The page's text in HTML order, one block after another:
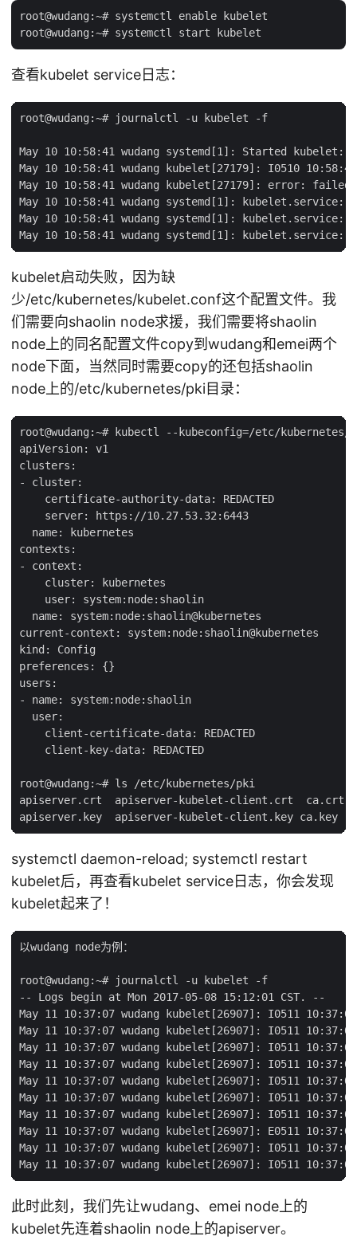
root@wudang:~# systemctl enable kubelet
查看kubelet service日志：
root@wudang:~# journalctl -u kubelet -f
May 10 10:58:41 wudang systemd[1]: Started kubelet:
May 10 10:58:41 wudang kubelet[27179]: I0510
May 10 10:58:41 wudang kubelet[27179]: error:
May 10 10:58:41 wudang systemd[1]: kubelet.service:
May 10 10:58:41 wudang systemd[1]:
kubelet启动失败，因为缺
少/etc/kubernetes/kubelet.conf这个配置文件。我
们需要向shaolin node求援，我们需要将shaolin
node上的同名配置文件copy到wudang和emei两个
node下面，当然同时需要copy的还包括shaolin
node上的/etc/kubernetes/pki目录：
root@wudang:~# kubectl --kubeconfig=/etc/
apiVersion: v1
clusters:
- cluster:
    certificate-authority-data: REDACTED
    server: https://10.27.53.32:6443
  name: kubernetes
contexts:
- context:
    cluster: kubernetes
    user: system:node:shaolin
  name: system:node:shaolin@kubernetes
current-context: system:node:shaolin@kubernetes
kind: Config
preferences: {}
users:
- name: system:node:shaolin
  user:
    client-certificate-data: REDACTED
    client-key-data: REDACTED
root@wudang:~# ls /etc/kubernetes/pki
apiserver.crt  apiserver-kubelet-client.crt
systemctl daemon-reload; systemctl restart
kubelet后，再查看kubelet service日志，你会发现
kubelet起来了！
以wudang node为例：
root@wudang:~# journalctl -u kubelet -f
-- Logs begin at Mon 2017-05-08 15:12:01 CST. --
May 11 10:37:07 wudang kubelet[26907]: I0511
May 11 10:37:07 wudang kubelet[26907]: I0511
May 11 10:37:07 wudang kubelet[26907]: I0511
May 11 10:37:07 wudang kubelet[26907]: I0511
May 11 10:37:07 wudang kubelet[26907]: I0511
May 11 10:37:07 wudang kubelet[26907]: I0511
May 11 10:37:07 wudang kubelet[26907]: I0511
May 11 10:37:07 wudang kubelet[26907]: E0511
May 11 10:37:07 wudang kubelet[26907]: I0511
此时此刻，我们先让wudang、emei node上的
kubelet先连着shaolin node上的apiserver。